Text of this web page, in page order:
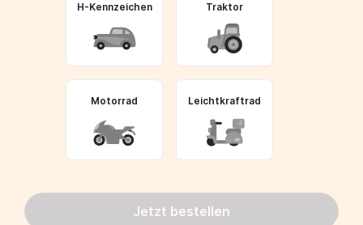
H-Kennzeichen Traktor
Motorrad Leichtkraftrad
Jetzt bestellen